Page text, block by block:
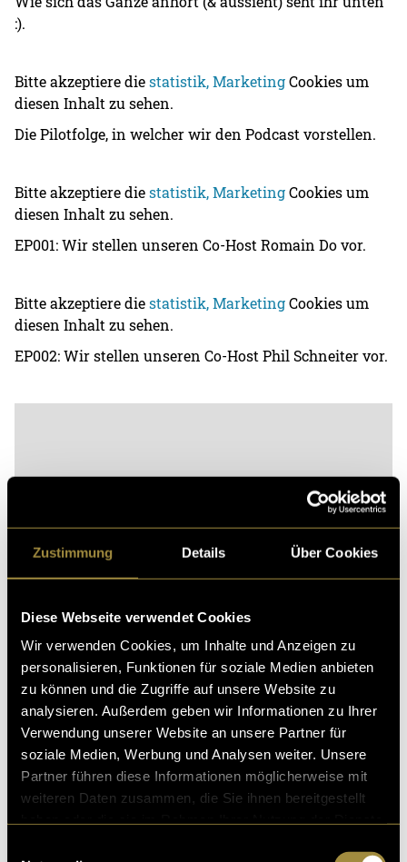
Zustimmung Details Über Cookies
Diese Webseite verwendet Cookies
Wir verwenden Cookies, um Inhalte und Anzeigen zu
personalisieren, Funktionen für soziale Medien anbieten
zu können und die Zugriffe auf unsere Website zu
analysieren. Außerdem geben wir Informationen zu Ihrer
Verwendung unserer Website an unsere Partner für
soziale Medien, Werbung und Analysen weiter. Unsere
Partner führen diese Informationen möglicherweise mit
weiteren Daten zusammen, die Sie ihnen bereitgestellt
:).
Bitte akzeptiere diestatistik, MarketingCookies um
diesen Inhalt zu sehen.
Die Pilotfolge, in welcher wir den Podcast vorstellen.
Bitte akzeptiere diestatistik, MarketingCookies um
diesen Inhalt zu sehen.
EP001: Wir stellen unseren Co-Host Romain Do vor.
Bitte akzeptiere diestatistik, MarketingCookies um
diesen Inhalt zu sehen.
EP002: Wir stellen unseren Co-Host Phil Schneiter vor.
Bitte akzeptiere diestatistik, Marketing
diesen Inhalt zu sehen.
Das Ganze kann auch auf YouTube angesehen
werden.
(mou)